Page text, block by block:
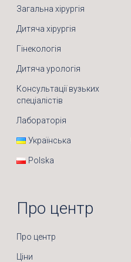
Загальна хірургія
Дитяча хірургія
Гінекологія
Дитяча урологія
Консультації вузьких
спеціалістів
Лабораторія
Українська
Polska
Про центр
Про центр
Ціни